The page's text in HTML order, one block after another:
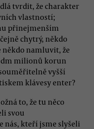
tvrdit, že charakter
vlastností;
přinejmenším
chytrý, někdo
někdo namluvit, že
milionů korun
vyšší
klávesy enter?
to, že tu něco
svou
nás, kteří jsme slyšeli